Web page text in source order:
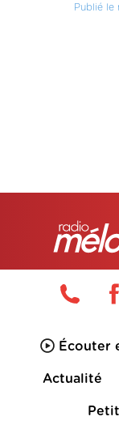
Publié le
Écouter
Actualité